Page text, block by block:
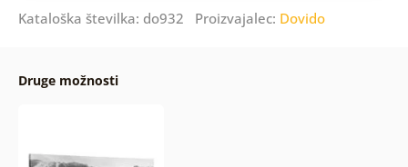
Kataloška številka: do932 Proizvajalec: Dovido
Druge možnosti